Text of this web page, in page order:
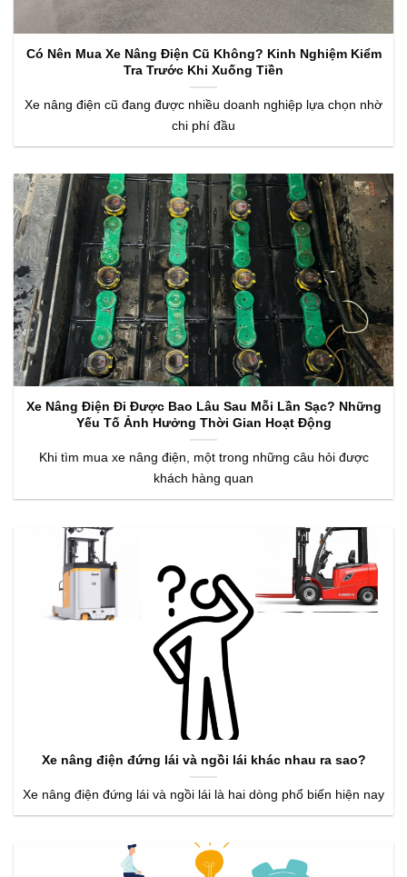
Có Nên Mua Xe Nâng Điện Cũ Không? Kinh Nghiệm Kiểm
Tra Trước Khi Xuống Tiền
Xe nâng điện cũ đang được nhiều doanh nghiệp lựa chọn nhờ
chi phí đầu
Xe Nâng Điện Đi Được Bao Lâu Sau Mỗi Lần Sạc? Những
Yếu Tố Ảnh Hưởng Thời Gian Hoạt Động
Khi tìm mua xe nâng điện, một trong những câu hỏi được
khách hàng quan
Xe nâng điện đứng lái và ngồi lái khác nhau ra sao?
Xe nâng điện đứng lái và ngồi lái là hai dòng phổ biến hiện nay